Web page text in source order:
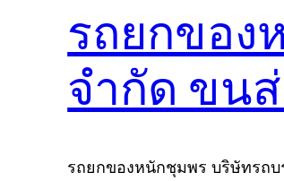
รถยกขอ
จำกัด ขนส่
รถยกของหนักชุมพร บริษัทรถ